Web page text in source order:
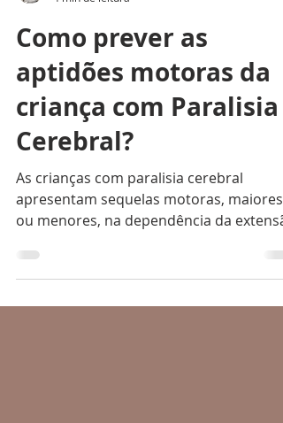
Dr. Maurício Rangel
4 min de leitura
Como prever as
aptidões motoras da
criança com Paralisia
Cerebral?
As crianças com paralisia cerebral
apresentam sequelas motoras, maiores